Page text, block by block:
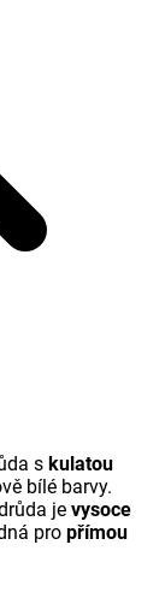
s kulatou
bílé barvy.
je vysoce
pro přímou